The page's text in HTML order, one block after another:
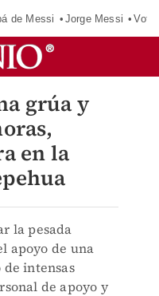
de Messi Jorge Messi
grúa y
en la
la pesada
apoyo de una
intensas
de apoyo y